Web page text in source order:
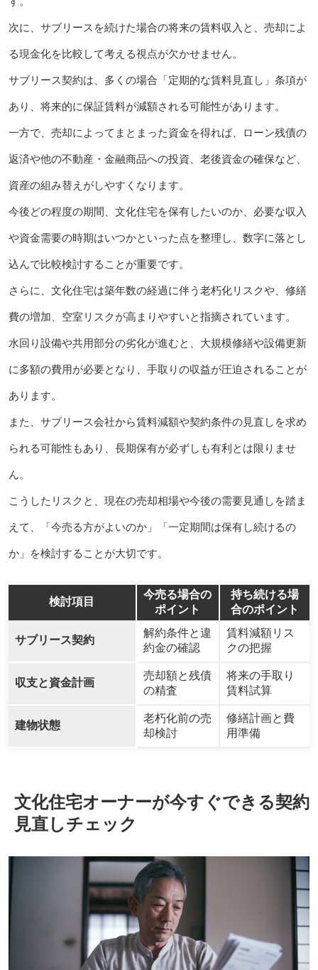
次に、サブリースを続けた場合の将来の賃料収入と、売却によ
る現金化を比較して考える視点が欠かせません。
サブリース契約は、多くの場合「定期的な賃料見直し」条項が
あり、将来的に保証賃料が減額される可能性があります。
一方で、売却によってまとまった資金を得れば、ローン残債の
返済や他の不動産・金融商品への投資、老後資金の確保など、
資産の組み替えがしやすくなります。
今後どの程度の期間、文化住宅を保有したいのか、必要な収入
や資金需要の時期はいつかといった点を整理し、数字に落とし
込んで比較検討することが重要です。
さらに、文化住宅は築年数の経過に伴う老朽化リスクや、修繕
費の増加、空室リスクが高まりやすいと指摘されています。
水回り設備や共用部分の劣化が進むと、大規模修繕や設備更新
に多額の費用が必要となり、手取りの収益が圧迫されることが
あります。
また、サブリース会社から賃料減額や契約条件の見直しを求め
られる可能性もあり、長期保有が必ずしも有利とは限りませ
ん。
こうしたリスクと、現在の売却相場や今後の需要見通しを踏ま
えて、「今売る方がよいのか」「一定期間は保有し続けるの
か」を検討することが大切です。
検討項目
今売る場合の
ポイント
持ち続ける場
合のポイント
サブリース契約
解約条件と違
約金の確認
賃料減額リス
クの把握
収支と資金計画
売却額と残債
の精査
将来の手取り
賃料試算
建物状態
老朽化前の売
却検討
修繕計画と費
用準備
文化住宅オーナーが今すぐできる契約
見直しチェック